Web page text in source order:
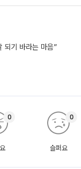
되기 바라는 마음”
0
슬퍼요
0